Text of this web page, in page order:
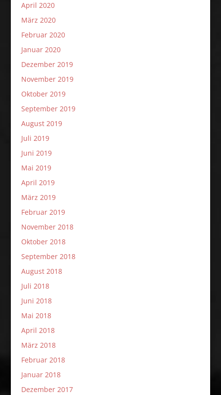
April 2020
März 2020
Februar 2020
Januar 2020
Dezember 2019
November 2019
Oktober 2019
September 2019
August 2019
Juli 2019
Juni 2019
Mai 2019
April 2019
März 2019
Februar 2019
November 2018
Oktober 2018
September 2018
August 2018
Juli 2018
Juni 2018
Mai 2018
April 2018
März 2018
Februar 2018
Januar 2018
Dezember 2017